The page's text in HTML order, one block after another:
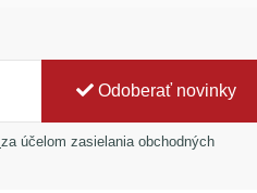
Odoberať novinky
za účelom zasielania obchodných